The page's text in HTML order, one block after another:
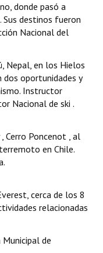
donde pasó a
Sus destinos fueron
Nacional del
Nepal, en los Hielos
oportunidades y
Instructor
Nacional de ski .
Cerro Poncenot , al
en Chile.
cerca de los 8
relacionadas
de